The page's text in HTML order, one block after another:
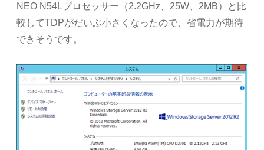
NEO N54Lプロセッサー（2.2GHz、25W、2MB）と比
較してTDPがだいぶ小さくなったので、省電力が期待
できそうです。